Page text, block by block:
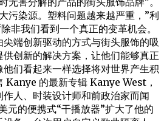
污染源。塑料问题越来越严重，”利
非我们看到一个真正的变革机会。
端创新驱动的方式与街头服饰的吸
创新的解决方案，让他们能够真正
们看起来一样选择将对世界产生积
Kanye 的最新专辑 Kanye West，
作人、时装设计师和前政治家而闻
元的便携式“干播放器”扩大了他的